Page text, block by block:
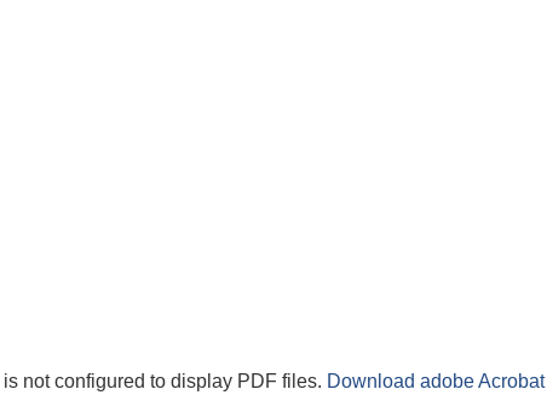
not configured to display PDF files. Download adobe Acrobat